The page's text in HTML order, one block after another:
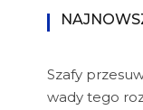
Szafy
wady tego